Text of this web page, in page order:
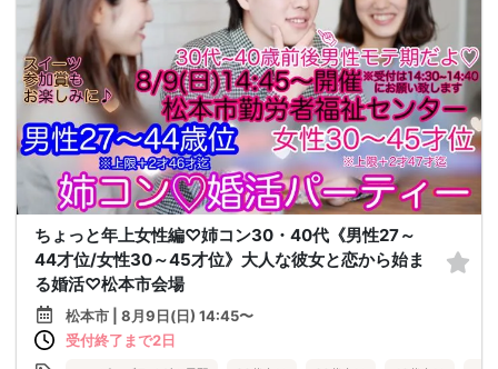
ちょっと年上女性編♡姉コン30・40代《男性27～
44才位/女性30～45才位》大人な彼女と恋から始ま
る婚活♡松本市会場
松本市 | 8月9日(日) 14:45〜
受付終了まで2日